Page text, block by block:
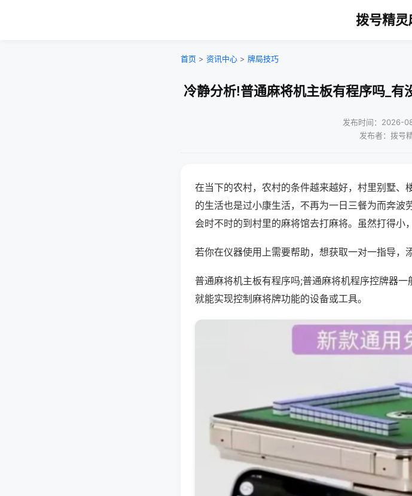
拨号精灵
首页 > 资讯中心 > 牌局技巧
冷静分析!普通麻将机主板有程序吗_
发布时间：2026-
发布者：拨号
在当下的农村，农村的条件越来越好，村里别墅、
的生活也是过小康生活，不再为一日三餐为而奔
会时不时的到村里的麻将馆去打麻将。虽然打得小
若你在仪器使用上需要帮助，想获取一对一指导，
普通麻将机主板有程序吗;普通麻将机程序控牌器
就能实现控制麻将牌功能的设备或工具。